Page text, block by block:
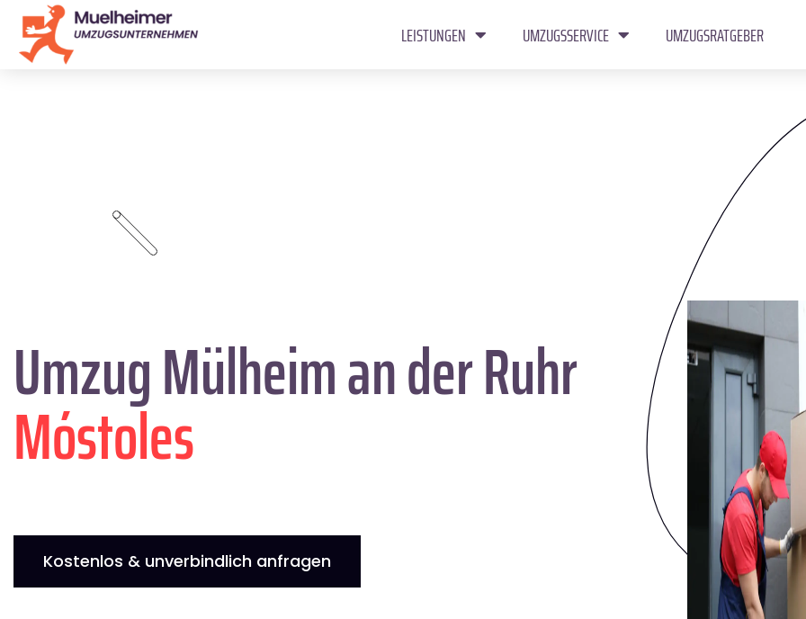
LEISTUNGEN UMZUGSSERVICE UMZUGSRATGEBER
Umzug Mülheim an der Ruhr
Móstoles
Kostenlos & unverbindlich anfragen